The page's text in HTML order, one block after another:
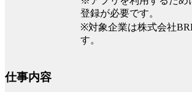
登録が必要です。
※対象企業は株式会社
す。
仕事内容